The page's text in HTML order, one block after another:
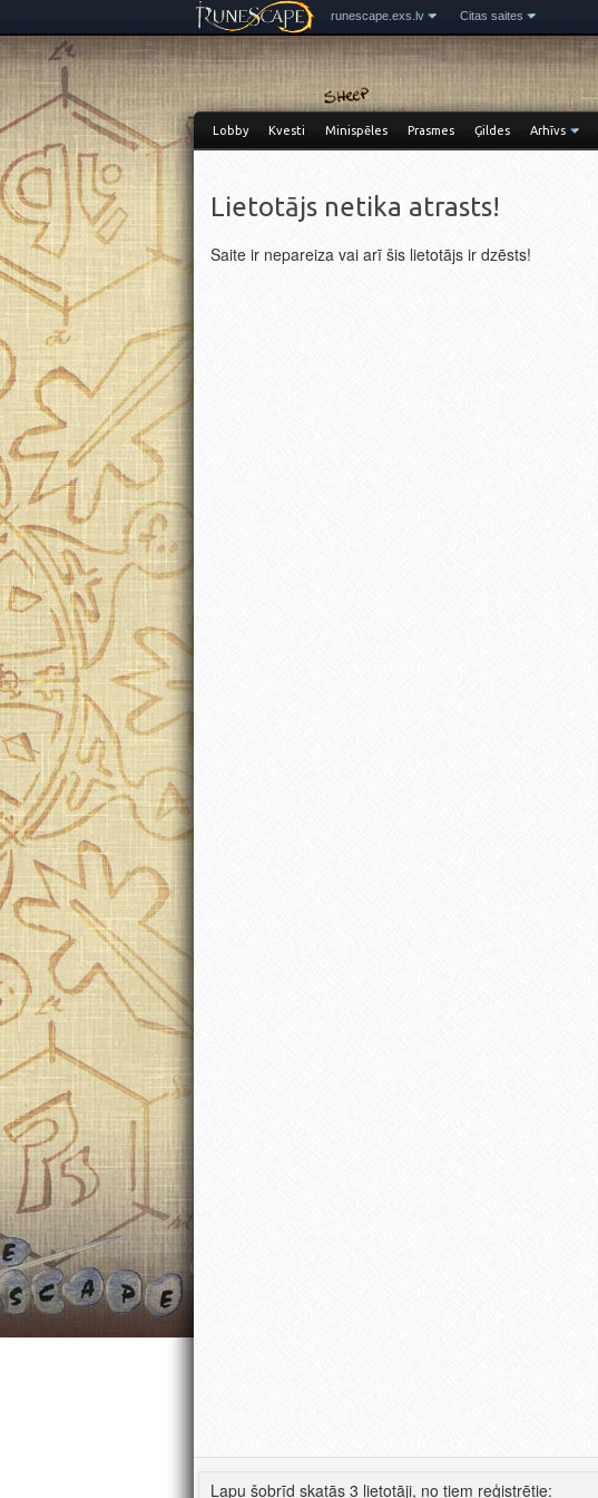
runescape.exs.lv Citas saites
Lobby Kvesti Minispēles Prasmes Ģildes Arhīvs
Lietotājs netika atrasts!
Saite ir nepareiza vai arī šis lietotājs ir dzēsts!
Lapu šobrīd skatās 3 lietotāji, no tiem reģistrētie: